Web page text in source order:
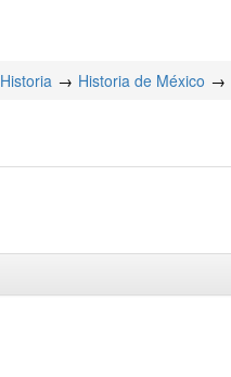
Historia Historia de México